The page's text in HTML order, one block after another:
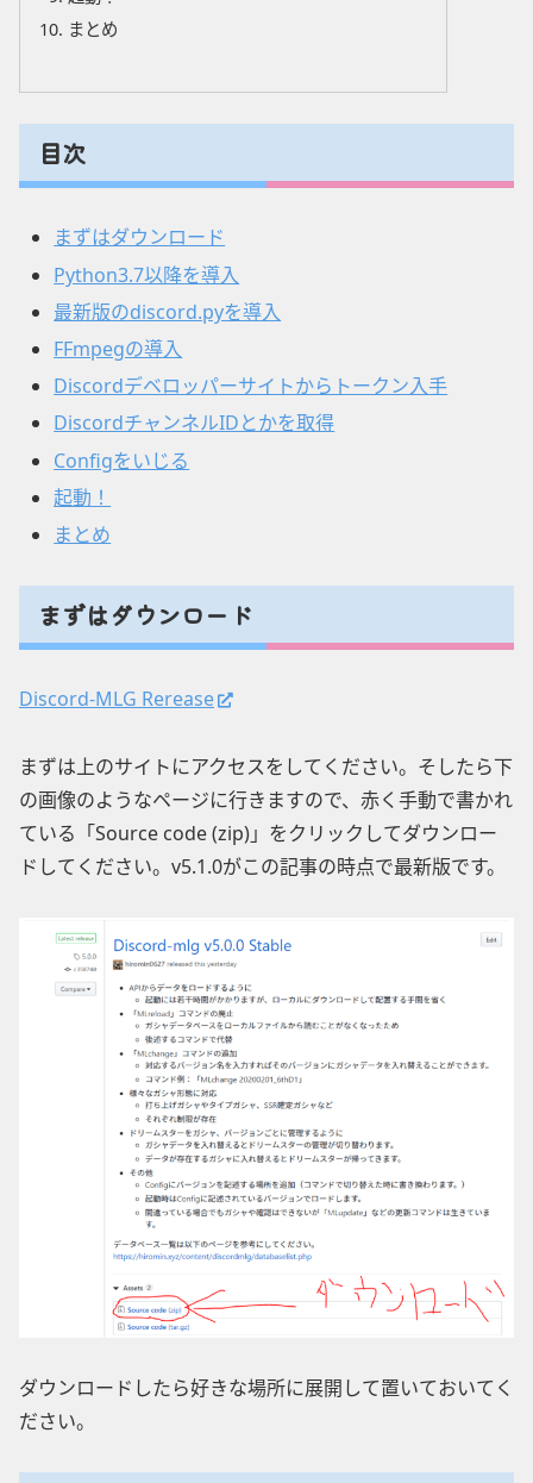
まとめ
目次
まずはダウンロード
Python3.7以降を導入
最新版のdiscord.pyを導入
FFmpegの導入
Discordデベロッパーサイトからトークン入手
DiscordチャンネルIDとかを取得
Configをいじる
起動！
まとめ
まずはダウンロード
Discord-MLG Rerease
まずは上のサイトにアクセスをしてください。そしたら下
の画像のようなページに行きますので、赤く手動で書かれ
ている「Source code (zip)」をクリックしてダウンロー
ドしてください。v5.1.0がこの記事の時点で最新版です。
ダウンロードしたら好きな場所に展開して置いておいてく
ださい。